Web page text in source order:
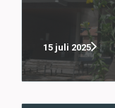
15 juli 2025